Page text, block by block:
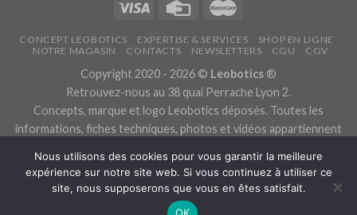
CONCEPT LEOBOTICS EXPERTISE & SERVICES
SHOP EN LIGNE
NOTRE MAGASIN
CONTACTS NEWSLETTERS CGU CGV
Copyright 2020 - 2026 © Leobotics ®
Retrouvez-nous au 38 quai Perrache Lyon 2.
Concepts, marque et logo Leobotics déposés. Toutes les
informations, fiches techniques, photos et vidéos appartiennent
Les traductions sont automatiques, veuillez nous excuser pour
les traductions erronées.
Politique de confidentialité.
Nous utilisons des cookies pour vous garantir la meilleure
expérience sur notre site web. Si vous continuez à utiliser ce
site, nous supposerons que vous en êtes satisfait.